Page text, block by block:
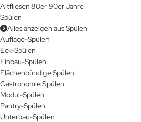
Altfliesen 80er 90er Jahre
Spülen
Alles anzeigen aus Spülen
Auflage-Spülen
Eck-Spülen
Einbau-Spülen
Flächenbündige Spülen
Gastronomie Spülen
Modul-Spülen
Pantry-Spülen
Unterbau-Spülen